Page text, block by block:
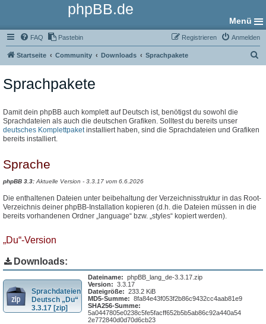
phpBB.de
Menü
FAQ Pastebin Anmelden
Registrieren
Startseite Community Downloads Sprachpakete
Sprachpakete
Damit dein phpBB auch komplett auf Deutsch ist, benötigst du sowohl die
Sprachdateien als auch die deutschen Grafiken. Solltest du bereits unser
deutsches Komplettpaketinstalliert haben, sind die Sprachdateien und Grafiken
bereits installiert.
Sprache
phpBB 3.3:Aktuelle Version - 3.3.17 vom 6.6.2026
Die enthaltenen Dateien unter beibehaltung der Verzeichnisstruktur in das Root-
Verzeichnis deiner phpBB-Installation kopieren (d.h. die Dateien müssen in die
bereits vorhandenen Ordner „language“ bzw. „styles“ kopiert werden).
„Du“-Version
Downloads:
Sprachdateien
Deutsch „Du“
3.3.17 [zip]
Dateiname: phpBB_lang_de-3.3.17.zip
Version: 3.3.17
Dateigröße: 233.2 KiB
MD5-Summe: 8fa84e43f053f2b86c9432cc4aab81e9
SHA256-Summe:
5a0447805e0238c5fe5facff652b5b5ab86c92a440a54
2e772840d0d70d6cb23